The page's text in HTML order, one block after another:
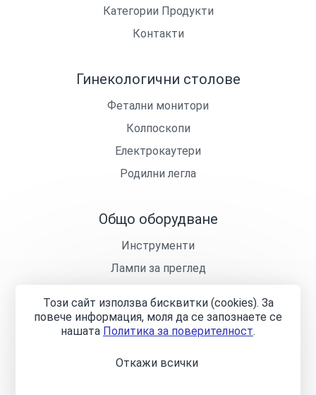
Категории Продукти
Контакти
Гинекологични столове
Фетални монитори
Колпоскопи
Електрокаутери
Родилни легла
Общо оборудване
Инструменти
Лампи за преглед
Лекарски столчета
Този сайт използва бисквитки (cookies). За
повече информация, моля да се запознаете се
нашaтa Политика за поверителност.
Откажи всички